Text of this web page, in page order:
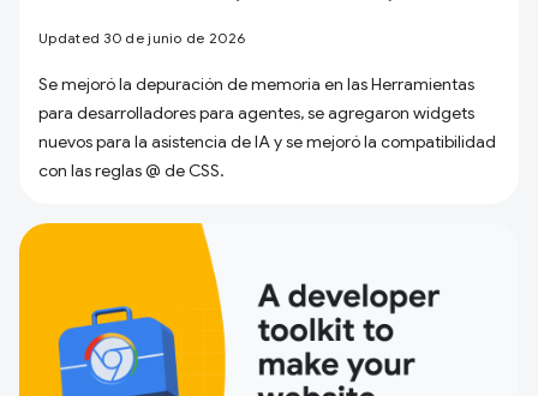
Updated 30 de junio de 2026
Se mejoró la depuración de memoria en las Herramientas
para desarrolladores para agentes, se agregaron widgets
nuevos para la asistencia de IA y se mejoró la compatibilidad
con las reglas @ de CSS.